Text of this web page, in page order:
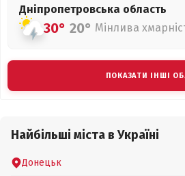
Дніпропетровська область
30° 20° Мінлива
ПОКАЗАТИ ІНШІ
Найбільші міста в Україні
Донецьк